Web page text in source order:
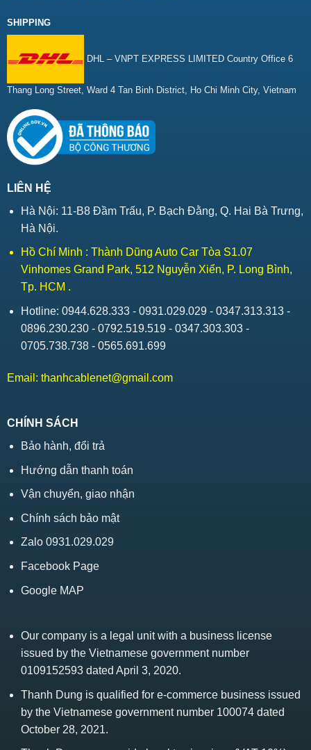
SHIPPING
DHL – VNPT EXPRESS LIMITED Country Office 6
Thang Long Street, Ward 4 Tan Binh District, Ho Chi Minh City, Vietnam
LIÊN HỆ
Hà Nội: 11-B8 Đầm Trấu, P. Bạch Đằng, Q. Hai Bà Trưng,
Hà Nội.
Hồ Chí Minh : Thành Dũng Auto Car Tòa S1.07
Vinhomes Grand Park, 512 Nguyễn Xiển, P. Long Bình,
Tp. HCM .
Hotline: 0944.628.333 - 0931.029.029 - 0347.313.313 -
0896.230.230 - 0792.519.519 - 0347.303.303 -
0705.738.738 - 0565.691.699
Email: thanhcablenet@gmail.com
CHÍNH SÁCH
Bảo hành, đổi trả
Hướng dẫn thanh toán
Vận chuyển, giao nhận
Chính sách bảo mật
Zalo 0931.029.029
Facebook Page
Google MAP
Our company is a legal unit with a business license
issued by the Vietnamese government number
0109152593 dated April 3, 2020.
Thanh Dung is qualified for e-commerce business issued
by the Vietnamese government number 100074 dated
October 28, 2021.